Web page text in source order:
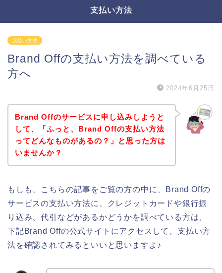
支払い方法
支払い方法
Brand Offの支払い方法を調べている
方へ
2024年6月25日
Brand Offのサービスに申し込みしようと
して、「ふっと、Brand Offの支払い方法
ってどんなものがあるの？」と思った方は
いませんか？
もしも、こちらの記事をご覧の方の中に、Brand Offの
サービスの支払い方法に、クレジットカードや銀行振
り込み、代引などがあるかどうかを調べている方は、
下記Brand Offの公式サイトにアクセスして、支払い方
法を確認されてみるといいと思いますよ♪